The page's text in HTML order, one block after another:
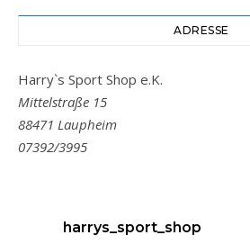
ADRESSE
Harry`s Sport Shop e.K.
Mittelstraße 15
88471 Laupheim
07392/3995
harrys_sport_shop